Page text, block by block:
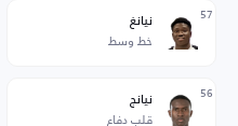
57 نيانغ
خط وسط
56 نيانج
قلب دفاع